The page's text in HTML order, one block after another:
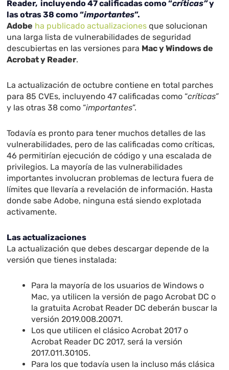
Reader, incluyendo 47 calificadas como “críticas”y
las otras 38 como “importantes”.
Adobe ha publicado actualizaciones que solucionan
una larga lista de vulnerabilidades de seguridad
descubiertas en las versiones para Mac y Windows de
Acrobat y Reader.
La actualización de octubre contiene en total parches
para 85 CVEs, incluyendo 47 calificadas como “críticas”
y las otras 38 como “importantes”.
Todavía es pronto para tener muchos detalles de las
vulnerabilidades, pero de las calificadas como críticas,
46 permitirían ejecución de código y una escalada de
privilegios. La mayoría de las vulnerabilidades
importantes involucran problemas de lectura fuera de
límites que llevaría a revelación de información. Hasta
donde sabe Adobe, ninguna está siendo explotada
activamente.
Las actualizaciones
La actualización que debes descargar depende de la
versión que tienes instalada:
Para la mayoría de los usuarios de Windows o
Mac, ya utilicen la versión de pago Acrobat DC o
la gratuita Acrobat Reader DC deberán buscar la
versión 2019.008.20071.
Los que utilicen el clásico Acrobat 2017 o
Acrobat Reader DC 2017, será la versión
2017.011.30105.
Para los que todavía usen la incluso más clásica